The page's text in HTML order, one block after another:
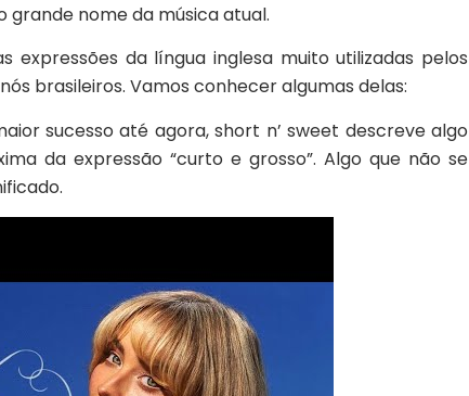
grande nome da música atual.
expressões da língua inglesa muito utilizadas pelos
brasileiros. Vamos conhecer algumas delas:
sucesso até agora, short n’ sweet descreve algo
da expressão “curto e grosso”. Algo que não se